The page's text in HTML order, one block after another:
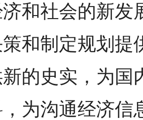
济和社会的新发
和制定规划提
的史实，为国
为沟通经济信